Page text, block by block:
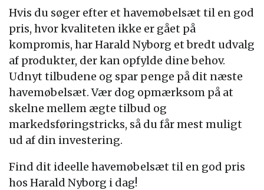
Hvis du søger efter et havemøbelsæt til en god
pris, hvor kvaliteten ikke er gået på
kompromis, har Harald Nyborg et bredt udvalg
af produkter, der kan opfylde dine behov.
Udnyt tilbudene og spar penge på dit næste
havemøbelsæt. Vær dog opmærksom på at
skelne mellem ægte tilbud og
markedsføringstricks, så du får mest muligt
ud af din investering.
Find dit ideelle havemøbelsæt til en god pris
hos Harald Nyborg i dag!